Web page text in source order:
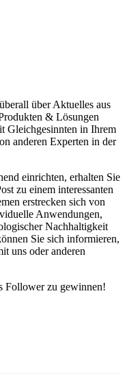
über Aktuelles aus
& Lösungen
Gleichgesinnten in Ihrem
anderen Experten in der
einrichten, erhalten Sie
zu einem interessanten
erstrecken sich von
Anwendungen,
Nachhaltigkeit
Sie sich informieren,
uns oder anderen
Follower zu gewinnen!